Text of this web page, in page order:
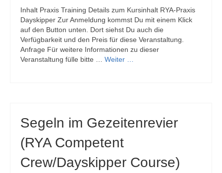
Inhalt Praxis Training Details zum Kursinhalt RYA-Praxis
Dayskipper Zur Anmeldung kommst Du mit einem Klick
auf den Button unten. Dort siehst Du auch die
Verfügbarkeit und den Preis für diese Veranstaltung.
Anfrage Für weitere Informationen zu dieser
Veranstaltung fülle bitte … Weiter …
Segeln im Gezeitenrevier
(RYA Competent
Crew/Dayskipper Course)